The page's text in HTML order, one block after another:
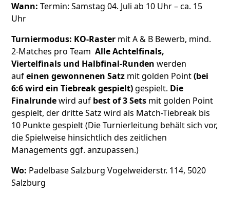
Wann: Termin: Samstag 04. Juli ab 10 Uhr – ca. 15
Uhr
Turniermodus: KO-Raster mit A & B Bewerb, mind.
2-Matches pro TeamAlle Achtelfinals,
Viertelfinals und Halbfinal-Runden werden
aufeinen gewonnenen Satz mit golden Point(bei
6:6 wird ein Tiebreak gespielt)gespielt. Die
Finalrundewird auf best of 3 Sets mit golden Point
gespielt, der dritte Satz wird als Match-Tiebreak bis
10 Punkte gespielt (Die Turnierleitung behält sich vor,
die Spielweise hinsichtlich des zeitlichen
Managements ggf. anzupassen.)
Wo: Padelbase Salzburg Vogelweiderstr. 114, 5020
Salzburg